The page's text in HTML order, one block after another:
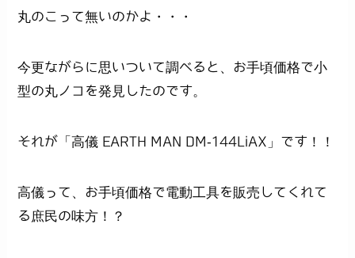
丸のこって無いのかよ・・・
今更ながらに思いついて調べると、お手頃価格で小
型の丸ノコを発見したのです。
それが「高儀 EARTH MAN DM-144LiAX」です！！
高儀って、お手頃価格で電動工具を販売してくれて
る庶民の味方！？